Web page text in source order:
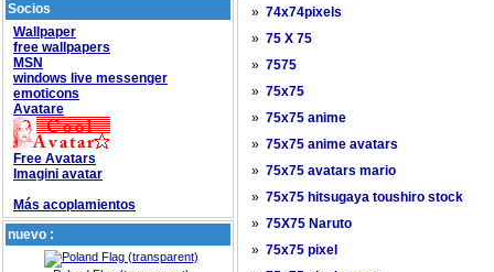
Socios
Wallpaper
free wallpapers
MSN
windows live messenger
emoticons
Avatare
Free Avatars
Imagini avatar
Más acoplamientos
nuevo :
» 74x74pixels
» 75 X 75
» 7575
» 75x75
» 75x75 anime
» 75x75 anime avatars
» 75x75 avatars mario
» 75x75 hitsugaya toushiro stock
» 75X75 Naruto
» 75x75 pixel